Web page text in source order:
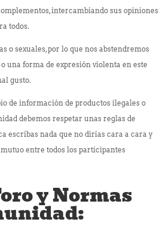
intercambiando sus opiniones
todos.
o sexuales, por lo que nos abstendremos
una forma de expresión violenta en este
gusto.
de información de productos ilegales o
debemos respetar unas reglas de
escribas nada que no dirías cara a cara y
entre todos los participantes
y Normas